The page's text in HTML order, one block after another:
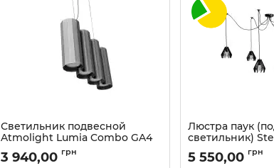
Светильник подвесной
Atmolight Lumia Combo GA4
P75-200 MoireSilver
Артикул:1291415
3 940,00 грн
Люстра паук
светильник)
Артикул:2511319
5 550,00 грн